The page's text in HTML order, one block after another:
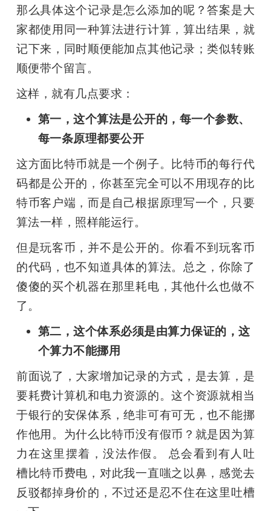
那么具体这个记录是怎么添加的呢？答案是大
家都使用同一种算法进行计算，算出结果，就
记下来，同时顺便能加点其他记录；类似转账
顺便带个留言。
这样，就有几点要求：
第一，这个算法是公开的，每一个参数、
每一条原理都要公开
这方面比特币就是一个例子。比特币的每行代
码都是公开的，你甚至完全可以不用现存的比
特币客户端，而是自己根据原理写一个，只要
算法一样，照样能运行。
但是玩客币，并不是公开的。你看不到玩客币
的代码，也不知道具体的算法。总之，你除了
傻傻的买个机器在那里耗电，其他什么也做不
了。
第二，这个体系必须是由算力保证的，这
个算力不能挪用
前面说了，大家增加记录的方式，是去算，是
要耗费计算机和电力资源的。这个资源就相当
于银行的安保体系，绝非可有可无，也不能挪
作他用。为什么比特币没有假币？就是因为算
力在这里摆着，没法作假。 总会看到有人吐
槽比特币费电，对此我一直嗤之以鼻，感觉去
反驳都掉身价的，不过还是忍不住在这里吐槽